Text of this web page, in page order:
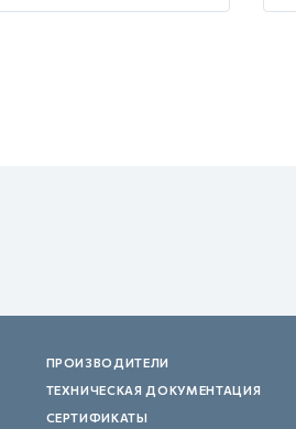
ПРОИЗВОДИТЕЛИ
ТЕХНИЧЕСКАЯ ДОКУМЕНТАЦИЯ
СЕРТИФИКАТЫ